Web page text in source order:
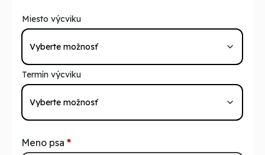
bola:
450,00 €.
je:
Miesto výcviku
Termín výcviku
Meno psa *